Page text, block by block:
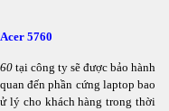
5760
tại công ty sẽ được bảo hành
đến phần cứng laptop bao
lý cho khách hàng trong thời